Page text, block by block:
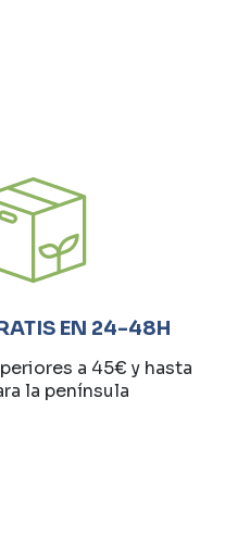
EN 24-48H
a 45€ y hasta
la península